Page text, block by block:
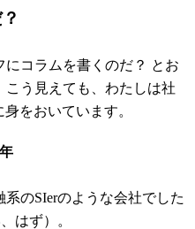
コラムを書くのだ？ とお
う見えても、わたしは社
をおいています。
のSIerのような会社でした
はず）。